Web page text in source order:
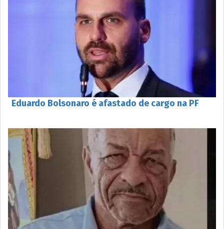
Eduardo Bolsonaro é afastado de cargo na PF